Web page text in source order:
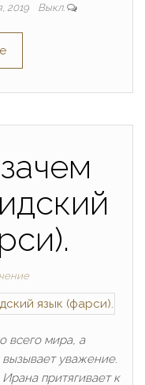
2019 Выкл.
всего мира, а
уважение.
притягивает к